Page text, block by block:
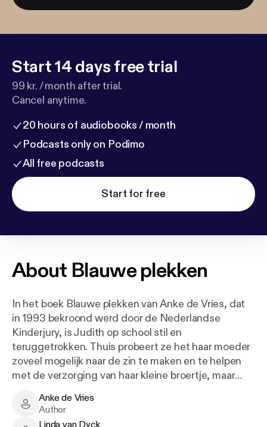
Start 14 days free trial
99 kr. / month after trial.
Cancel anytime.
20 hours of audiobooks / month
Podcasts only on Podimo
All free podcasts
Start for free
About Blauwe plekken
In het boek Blauwe plekken van Anke de Vries, dat
in 1993 bekroond werd door de Nederlandse
Kinderjury, is Judith op school stil en
teruggetrokken. Thuis probeert ze het haar moeder
zoveel mogelijk naar de zin te maken en te helpen
met de verzorging van haar kleine broertje, maar
Judith, soms zo erg dat ze onder de blauwe plekken
Anke de Vries - Author
Anke de Vries
Author
Linda van Dyck